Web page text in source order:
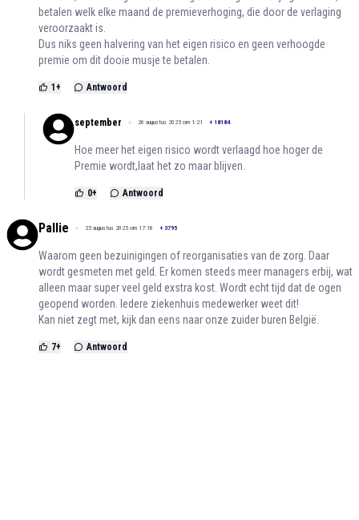
betalen welk elke maand de premieverhoging, die door de verlaging
veroorzaakt is.
Dus niks geen halvering van het eigen risico en geen verhoogde
premie om dit dooie musje te betalen.
1+ Antwoord
september 26 augustus 2025 om 1:21 + 18184
Hoe meer het eigen risico wordt verlaagd hoe hoger de
Premie wordt,laat het zo maar blijven.
0+ Antwoord
Pallie 25 augustus 2025 om 17:18 + 3795
Waarom geen bezuinigingen of reorganisaties van de zorg. Daar
wordt gesmeten met geld. Er komen steeds meer managers erbij, wat
alleen maar super veel geld exstra kost. Wordt echt tijd dat de ogen
geopend worden. Iedere ziekenhuis medewerker weet dit!
Kan niet zegt met, kijk dan eens naar onze zuider buren België.
7+ Antwoord